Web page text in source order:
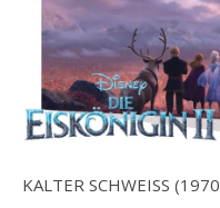
KALTER SCHWEISS